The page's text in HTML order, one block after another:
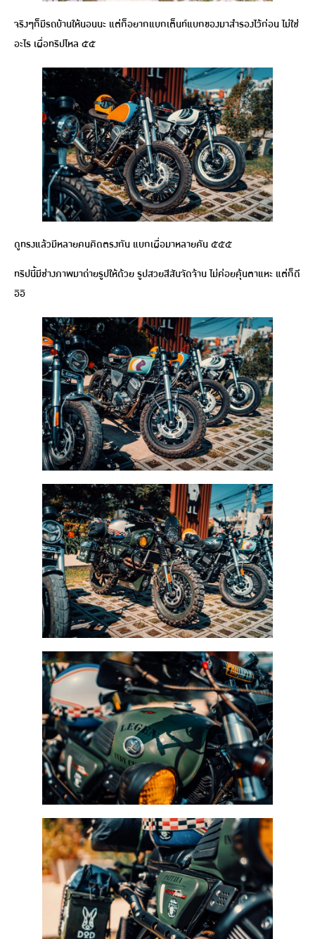
จริงๆก็มีรถบ้านให้นอนนะ แต่ก็อยากแบกเต็นท์แบกของมาสำรองไว้ก่อน ไม่ใช่
อะไร เผื่อทริปไหล ๕๕
ดูทรงแล้วมีหลายคนคิดตรงกัน แบกเผื่อมาหลายคัน ๕๕๕
ทริปนี้มีช่างภาพมาถ่ายรูปให้ด้วย รูปสวยสีสันจัดจ้าน ไม่ค่อยคุ้นตาแหะ แต่ก็ดี
อิอิ